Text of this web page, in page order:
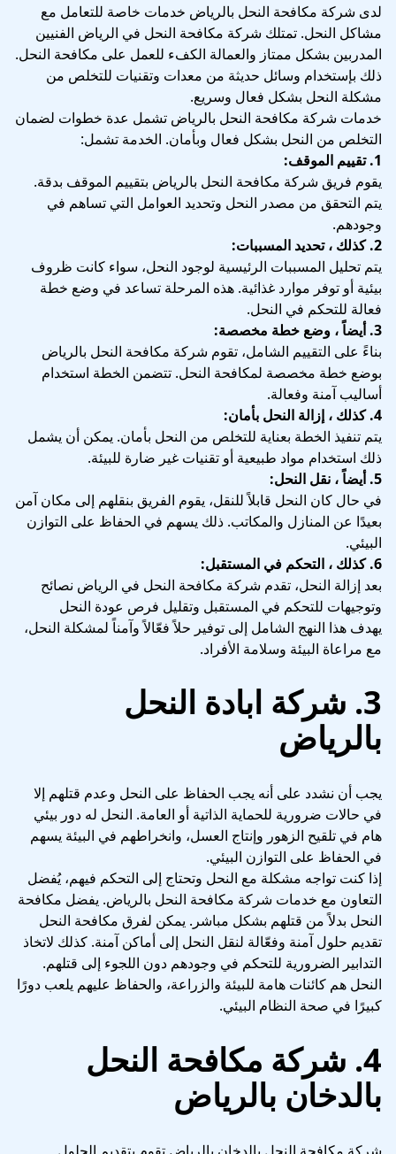
لدى شركة مكافحة النحل بالرياض خدمات خاصة للتعامل مع
مشاكل النحل. تمتلك شركة مكافحة النحل في الرياض الفنيين
المدربين بشكل ممتاز والعمالة الكفء للعمل على مكافحة النحل.
ذلك بإستخدام وسائل حديثة من معدات وتقنيات للتخلص من
مشكلة النحل بشكل فعال وسريع.
خدمات شركة مكافحة النحل بالرياض تشمل عدة خطوات لضمان
التخلص من النحل بشكل فعال وبأمان. الخدمة تشمل:
1. تقييم الموقف:
يقوم فريق شركة مكافحة النحل بالرياض بتقييم الموقف بدقة.
يتم التحقق من مصدر النحل وتحديد العوامل التي تساهم في
وجودهم.
2. كذلك ، تحديد المسببات:
يتم تحليل المسببات الرئيسية لوجود النحل، سواء كانت ظروف
بيئية أو توفر موارد غذائية. هذه المرحلة تساعد في وضع خطة
فعالة للتحكم في النحل.
3. أيضاً ، وضع خطة مخصصة:
بناءً على التقييم الشامل، تقوم شركة مكافحة النحل بالرياض
بوضع خطة مخصصة لمكافحة النحل. تتضمن الخطة استخدام
أساليب آمنة وفعالة.
4. كذلك ، إزالة النحل بأمان:
يتم تنفيذ الخطة بعناية للتخلص من النحل بأمان. يمكن أن يشمل
ذلك استخدام مواد طبيعية أو تقنيات غير ضارة للبيئة.
5. أيضاً ، نقل النحل:
في حال كان النحل قابلاً للنقل، يقوم الفريق بنقلهم إلى مكان آمن
بعيدًا عن المنازل والمكاتب. ذلك يسهم في الحفاظ على التوازن
البيئي.
6. كذلك ، التحكم في المستقبل:
بعد إزالة النحل، تقدم شركة مكافحة النحل في الرياض نصائح
وتوجيهات للتحكم في المستقبل وتقليل فرص عودة النحل
يهدف هذا النهج الشامل إلى توفير حلاً فعّالاً وآمناً لمشكلة النحل،
مع مراعاة البيئة وسلامة الأفراد.
3. شركة ابادة النحل
بالرياض
يجب أن نشدد على أنه يجب الحفاظ على النحل وعدم قتلهم إلا
في حالات ضرورية للحماية الذاتية أو العامة. النحل له دور بيئي
هام في تلقيح الزهور وإنتاج العسل، وانخراطهم في البيئة يسهم
في الحفاظ على التوازن البيئي.
إذا كنت تواجه مشكلة مع النحل وتحتاج إلى التحكم فيهم، يُفضل
التعاون مع خدمات شركة مكافحة النحل بالرياض. يفضل مكافحة
النحل بدلاً من قتلهم بشكل مباشر. يمكن لفرق مكافحة النحل
تقديم حلول آمنة وفعّالة لنقل النحل إلى أماكن آمنة. كذلك لاتخاذ
التدابير الضرورية للتحكم في وجودهم دون اللجوء إلى قتلهم.
النحل هم كائنات هامة للبيئة والزراعة، والحفاظ عليهم يلعب دورًا
كبيرًا في صحة النظام البيئي.
4. شركة مكافحة النحل
بالدخان بالرياض